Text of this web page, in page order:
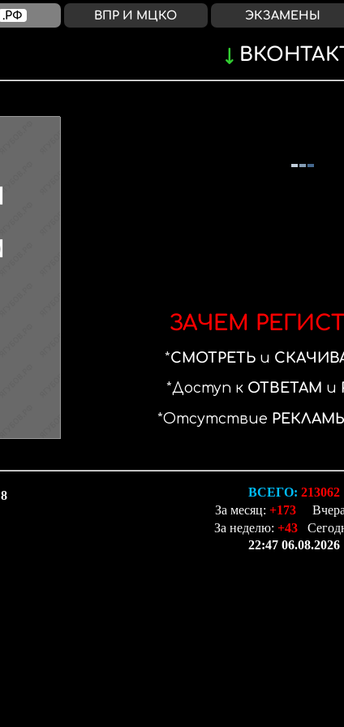
ЗАЧЕМ
СМОТРЕТЬ и
Доступ к ОТВЕТАМ и
Отсутствие
.РФ ВПР И МЦКО ЭКЗАМЕНЫ
8
ВСЕГО: 213062
За месяц: +173
За неделю: +43
22:47 06.08.2026